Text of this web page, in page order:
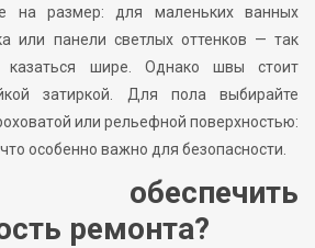
на размер: для маленьких ванных
или панели светлых оттенков — так
казаться шире. Однако швы стоит
затиркой. Для пола выбирайте
или рельефной поверхностью:
особенно важно для безопасности.
ремонта?